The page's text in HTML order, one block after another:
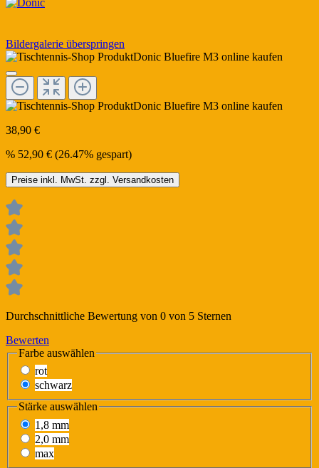
Bildergalerie überspringen
38,90 €
% 52,90 € (26.47% gespart)
Preise inkl. MwSt. zzgl. Versandkosten
Durchschnittliche Bewertung von 0 von 5 Sternen
Bewerten
Farbe auswählen
rot
schwarz
Stärke auswählen
1,8 mm
2,0 mm
max